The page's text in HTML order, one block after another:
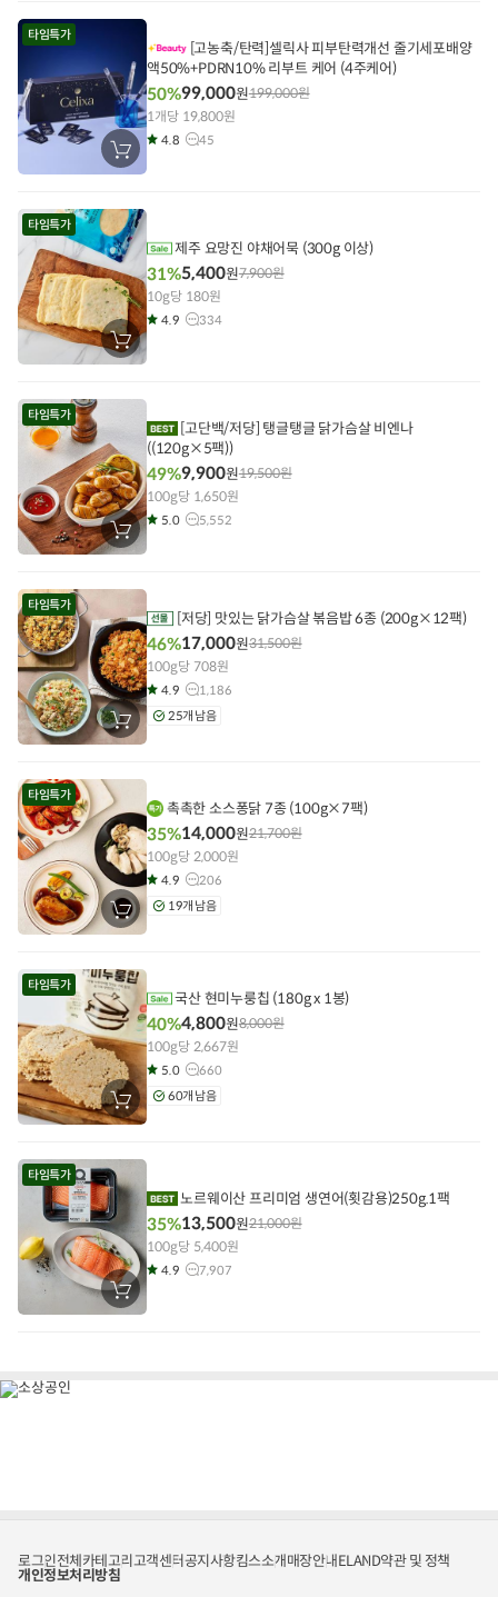
에
타임특가
장
바
에
담
기
[고농축/탄력]셀릭사 피부탄력개선 줄기세포배양
액50%+PDRN10% 리부트 케어 (4주케어)
50%99,000원199,000원
1개당 19,800원
4.8 45
타임특가
장
바
에
기
제주 요망진 야채어묵 (300g 이상)
31%5,400원7,900원
10g당 180원
4.9 334
타임특가
장
바
에
기
((120g×5팩))
49%9,900원19,500원
100g당 1,650원
5.0 5,552
타임특가
장
바
에
기
[저당] 맛있는 닭가슴살 볶음밥 6종 (200g×12팩)
46%17,000원31,500원
100g당 708원
4.9
1,186
25개 남음
타임특가
장
바
에
담
기
촉촉한 소스퐁닭 7종 (100g×7팩)
35%14,000원21,700원
100g당 2,000원
4.9
206
19개 남음
타임특가
장
바
에
담
기
국산 현미누룽칩 (180g x 1봉)
40%4,800원8,000원
100g당 2,667원
5.0
660
60개 남음
타임특가
장
바
노르웨이산 프리미엄 생연어(횟감용)250g.1팩
35%13,500원21,000원
100g당 5,400원
4.9 7,907
로그인전체카테고리고객센터공지사항킴스소개매장안내ELAND약관 및 정책
개인정보처리방침